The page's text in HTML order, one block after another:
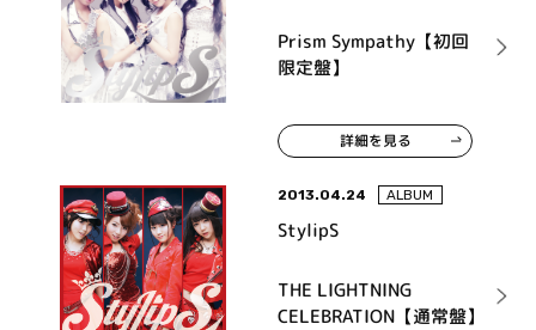
Prism Sympathy【初回
限定盤】
詳細を見る
2013.04.24 ALBUM
StylipS
THE LIGHTNING
CELEBRATION【通常盤】